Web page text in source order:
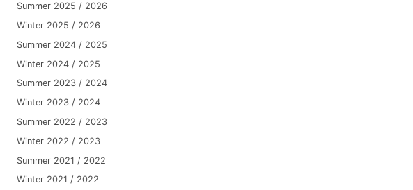
Summer 2025 / 2026
Winter 2025 / 2026
Summer 2024 / 2025
Winter 2024 / 2025
Summer 2023 / 2024
Winter 2023 / 2024
Summer 2022 / 2023
Winter 2022 / 2023
Summer 2021 / 2022
Winter 2021 / 2022